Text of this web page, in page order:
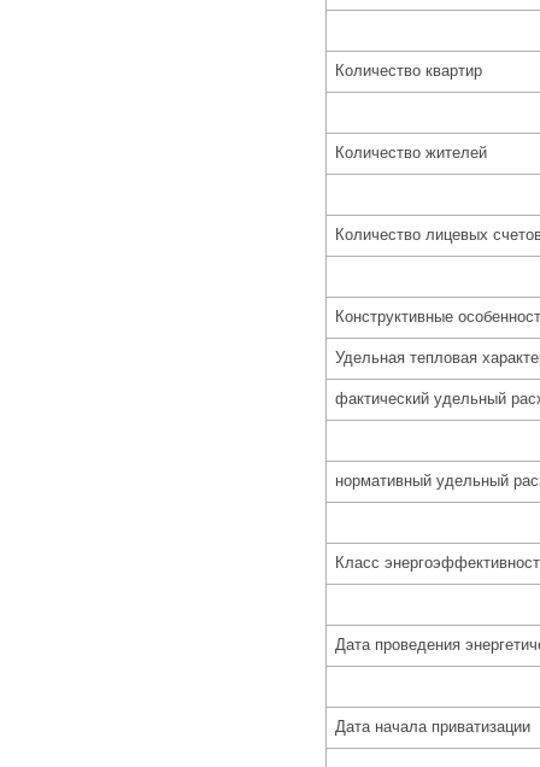
Количество квартир
Количество жителей
Количество лицевых
Конструктивные
Удельная тепловая
фактический удельный
нормативный удельный
Класс
Дата проведения
Дата начала приватизации